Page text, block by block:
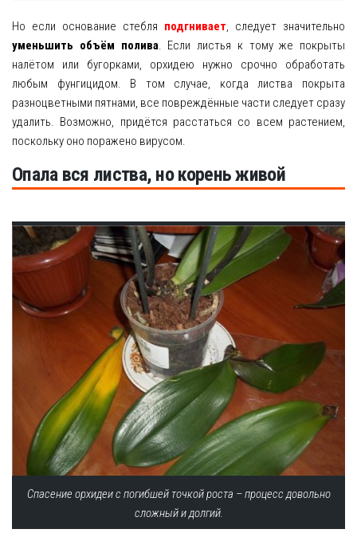
Но если основание стебля подгнивает, следует значительно
уменьшить объём полива. Если листья к тому же покрыты
налётом или бугорками, орхидею нужно срочно обработать
любым фунгицидом. В том случае, когда листва покрыта
разноцветными пятнами, все повреждённые части следует сразу
удалить. Возможно, придётся расстаться со всем растением,
поскольку оно поражено вирусом.
Опала вся листва, но корень живой
Спасение орхидеи с погибшей точкой роста – процесс довольно
сложный и долгий.